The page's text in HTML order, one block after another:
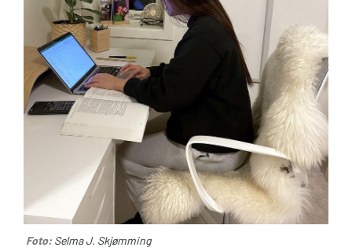
Foto: Selma J. Skjømming